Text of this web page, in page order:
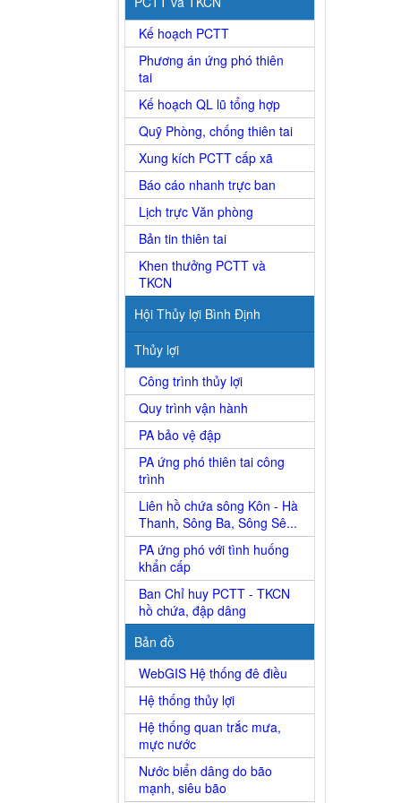
Kế hoạch PCTT
Phương án ứng phó thiên
tai
Kế hoạch QL lũ tổng hợp
Quỹ Phòng, chống thiên tai
Xung kích PCTT cấp xã
Báo cáo nhanh trực ban
Lịch trực Văn phòng
Bản tin thiên tai
Khen thưởng PCTT và
TKCN
Hội Thủy lợi Bình Định
Thủy lợi
Công trình thủy lợi
Quy trình vận hành
PA bảo vệ đập
PA ứng phó thiên tai công
trình
Liên hồ chứa sông Kôn - Hà
Thanh, Sông Ba, Sông Sê...
PA ứng phó với tình huống
khẩn cấp
Ban Chỉ huy PCTT - TKCN
hồ chứa, đập dâng
Bản đồ
WebGIS Hệ thống đê điều
Hệ thống thủy lợi
Hệ thống quan trắc mưa,
mực nước
Nước biển dâng do bão
mạnh, siêu bão